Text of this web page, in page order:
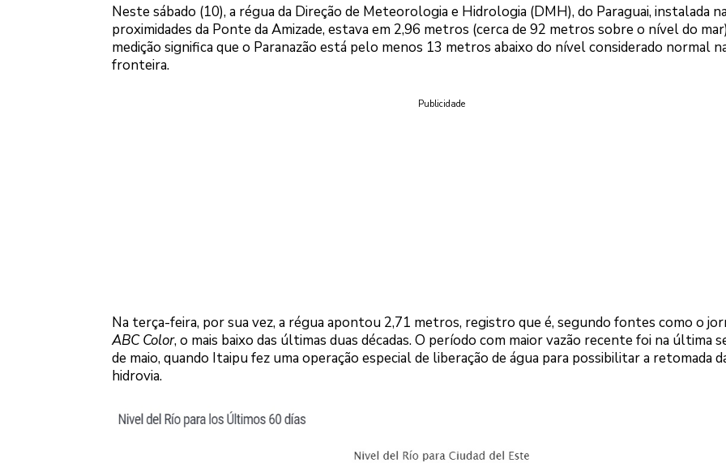
Neste sábado (10), a régua da Direção de Meteorologia e Hidrologia (DMH), do Paraguai, instalada
proximidades da Ponte da Amizade, estava em 2,96 metros (cerca de 92 metros sobre o nível do
medição significa que o Paranazão está pelo menos 13 metros abaixo do nível considerado normal
fronteira.
Publicidade
Na terça-feira, por sua vez, a régua apontou 2,71 metros, registro que é, segundo fontes como o
ABC Color, o mais baixo das últimas duas décadas. O período com maior vazão recente foi na última
de maio, quando Itaipu fez uma operação especial de liberação de água para possibilitar a retomada
hidrovia.